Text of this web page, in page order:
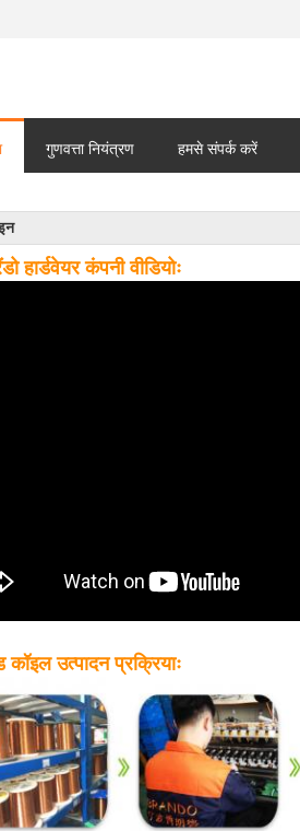
गुणवत्ता नियंत्रण हमसे संपर्क करें
हार्डवेयर कंपनी वीडियोः
कॉइल उत्पादन प्रक्रियाः